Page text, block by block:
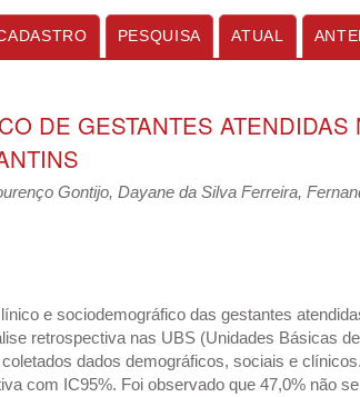
PESQUISA ATUAL
DE GESTANTES
Gontijo, Dayane da Silva Ferreira,
e sociodemográfico das gestantes
retrospectiva nas UBS (Unidades Básicas
dados demográficos, sociais e
com IC95%. Foi observado que 47,0% não